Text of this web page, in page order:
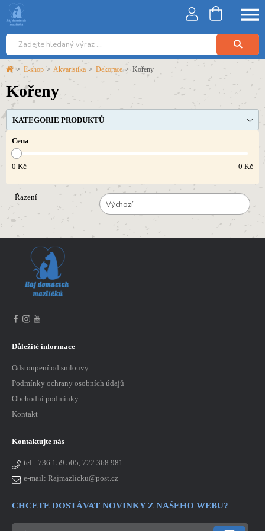
> E-shop > Akvaristika > Dekorace > Kořeny
Kořeny
KATEGORIE PRODUKTŮ
Cena
0 Kč 0 Kč
Řazení
Výchozí
Důležité informace
Odstoupení od smlouvy
Podmínky ochrany osobních údajů
Obchodní podmínky
Kontakt
Kontaktujte nás
tel.: 736 159 505, 722 368 981
e-mail: Rajmazlicku@post.cz
CHCETE DOSTÁVAT NOVINKY Z NAŠEHO WEBU?